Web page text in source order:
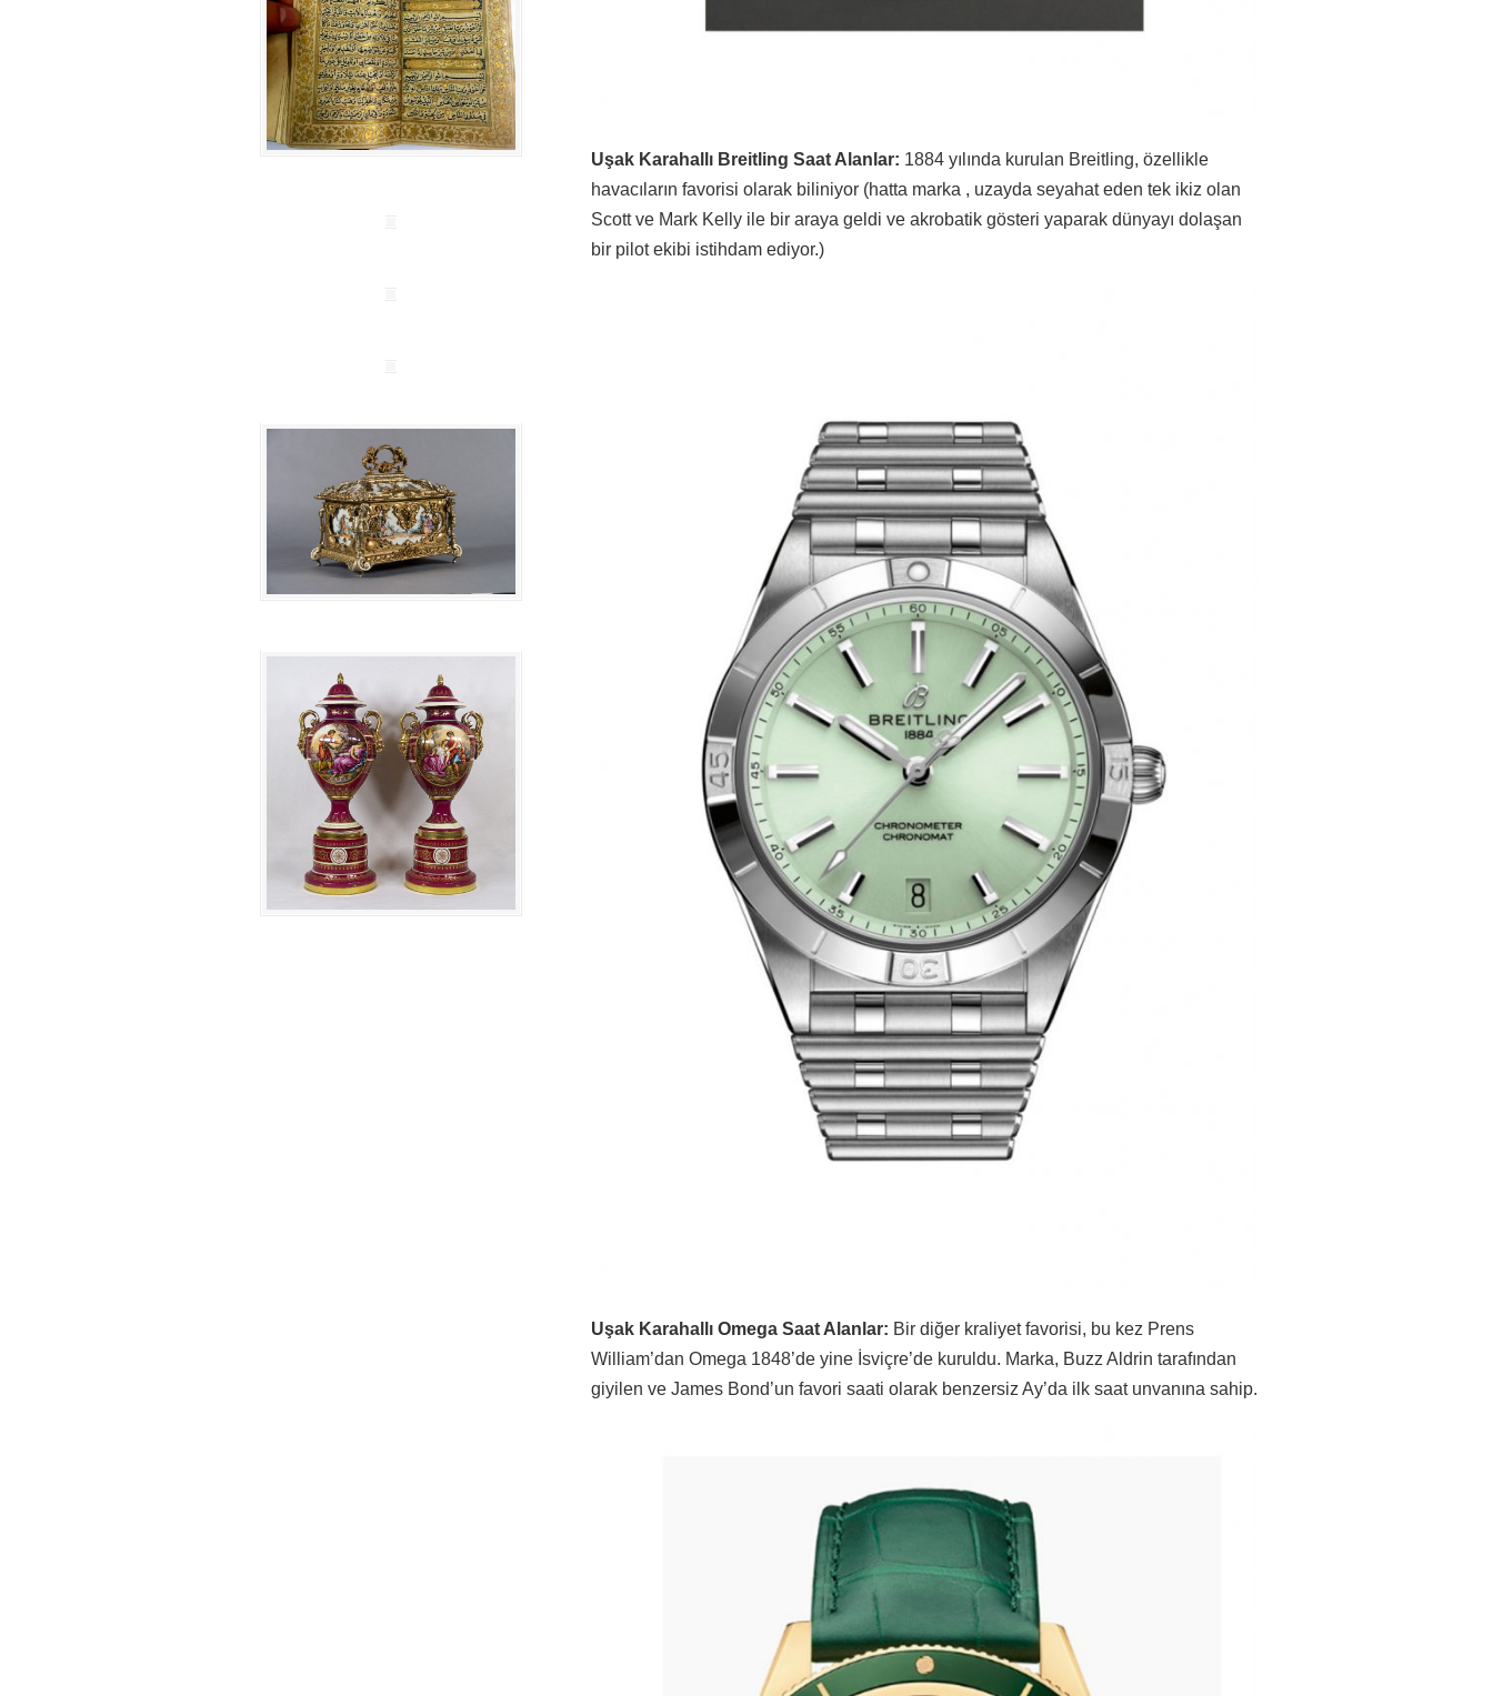
Uşak Karahallı Breitling Saat Alanlar: 1884 yılında kurulan Breitling, özellikle
havacıların favorisi olarak biliniyor (hatta marka , uzayda seyahat eden tek ikiz olan
Scott ve Mark Kelly ile bir araya geldi ve akrobatik gösteri yaparak dünyayı dolaşan
bir pilot ekibi istihdam ediyor.)
Uşak Karahallı Omega Saat Alanlar: Bir diğer kraliyet favorisi, bu kez Prens
William’dan Omega 1848’de yine İsviçre’de kuruldu. Marka, Buzz Aldrin tarafından
giyilen ve James Bond’un favori saati olarak benzersiz Ay’da ilk saat unvanına sahip.